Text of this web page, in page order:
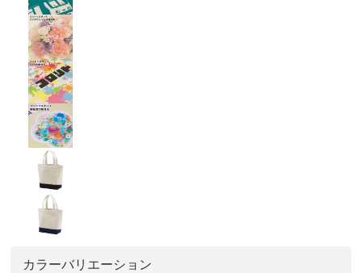
カラーバリエーション